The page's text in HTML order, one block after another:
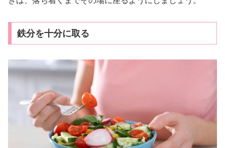
鉄分を十分に取る